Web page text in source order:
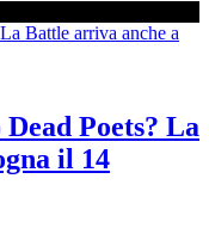
Poets? La
il 14